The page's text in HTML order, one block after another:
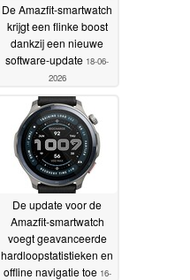
De Amazfit-smartwatch
krijgt een flinke boost
dankzij een nieuwe
software-update 18-06-
2026
De update voor de
Amazfit-smartwatch
voegt geavanceerde
hardloopstatistieken en
offline navigatie toe 16-